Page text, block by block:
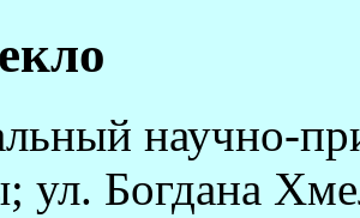
научно-
ул. Богдана